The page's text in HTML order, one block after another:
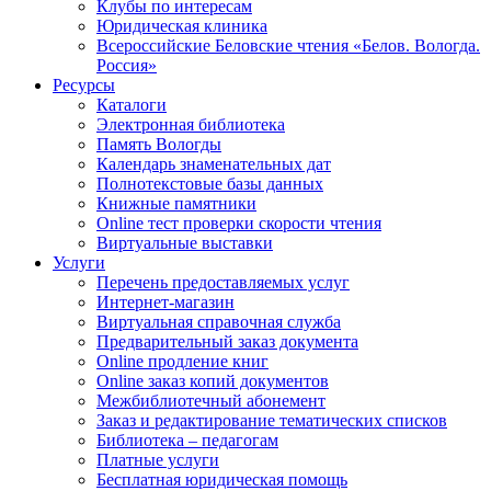
Клубы по интересам
Юридическая клиника
Всероссийские Беловские чтения «Белов. Вологда.
Россия»
Ресурсы
Каталоги
Электронная библиотека
Память Вологды
Календарь знаменательных дат
Полнотекстовые базы данных
Книжные памятники
Online тест проверки скорости чтения
Виртуальные выставки
Услуги
Перечень предоставляемых услуг
Интернет-магазин
Виртуальная справочная служба
Предварительный заказ документа
Online продление книг
Online заказ копий документов
Межбиблиотечный абонемент
Заказ и редактирование тематических списков
Библиотека – педагогам
Платные услуги
Бесплатная юридическая помощь